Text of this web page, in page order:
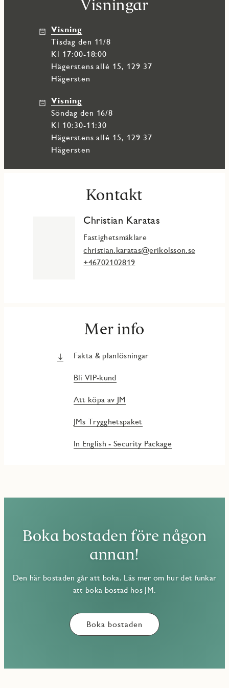
om förvaring i ett av Stockholms mest attraktiva områden.
Visningar
Visning
tisdag den 11/8
Kl 17:00-18:00
Hägerstens allé 15, 129 37
Hägersten
Visning
söndag den 16/8
Kl 10:30-11:30
Hägerstens allé 15, 129 37
Hägersten
Kontakt
Christian Karatas
Fastighetsmäklare
christian.karatas@erikolsson.se
+46702102819
Mer info
Fakta & planlösningar
Bli VIP-kund
Att köpa av JM
JMs Trygghetspaket
In English - Security Package
Boka bostaden före någon
annan!
Den här bostaden går att boka. Läs mer om hur det funkar
att boka bostad hos JM.
Boka bostaden